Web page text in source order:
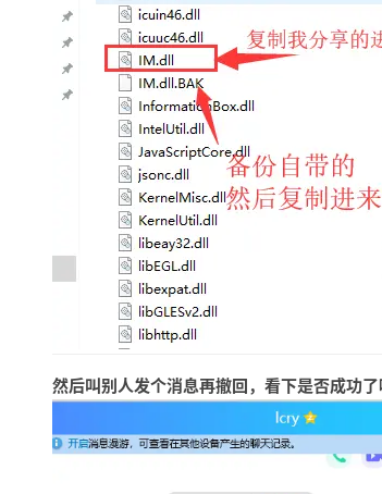
然后叫别人发个消息再撤回，看下是否成功了